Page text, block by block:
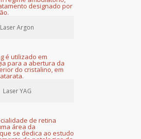
Laser Argon
Laser YAG